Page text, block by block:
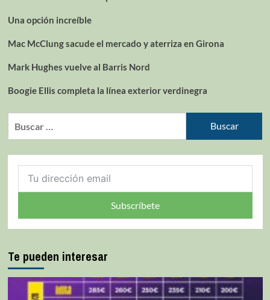
Una opción increíble
Mac McClung sacude el mercado y aterriza en Girona
Mark Hughes vuelve al Barris Nord
Boogie Ellis completa la línea exterior verdinegra
Subscríbete
Te pueden interesar